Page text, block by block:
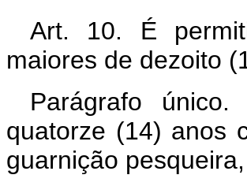
Art. 10. É
maiores de dezoito
Parágrafo
quatorze (14) anos
guarnição